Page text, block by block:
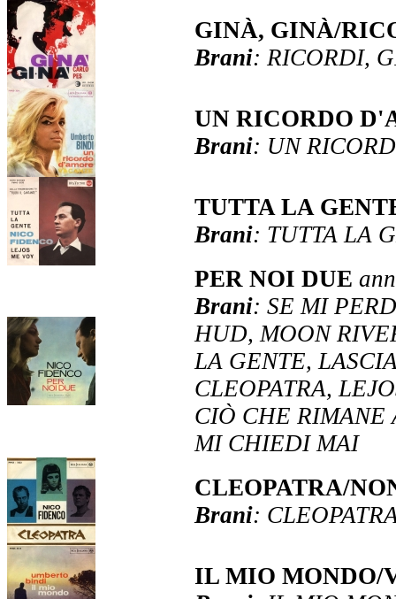
GINÀ, GINÀ/
Brani: RICORDI,
UN RICORDO
Brani: UN
TUTTA LA
Brani: TUTTA LA
PER NOI DUE
Brani: SE MI
HUD, MOON
LA GENTE,
CLEOPATRA,
CIÒ CHE RIMANE
MI CHIEDI MAI
CLEOPATRA/
Brani:
IL MIO